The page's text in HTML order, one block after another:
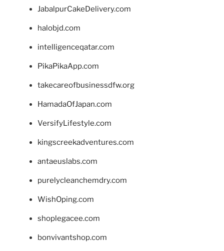
JabalpurCakeDelivery.com
halobjd.com
intelligenceqatar.com
PikaPikaApp.com
takecareofbusinessdfw.org
HamadaOfJapan.com
VersifyLifestyle.com
kingscreekadventures.com
antaeuslabs.com
purelycleanchemdry.com
WishOping.com
shoplegacee.com
bonvivantshop.com